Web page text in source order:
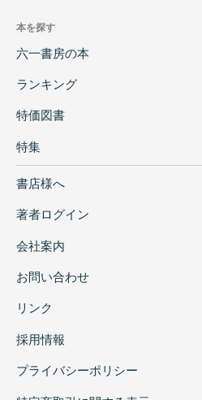
本を探す
六一書房の本
ランキング
特価図書
特集
書店様へ
著者ログイン
会社案内
お問い合わせ
リンク
採用情報
プライバシーポリシー